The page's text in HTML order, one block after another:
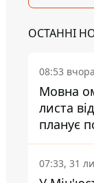
ОСТАННІ
08:53 вчора
Мовна
листа
планує
07:33, 31